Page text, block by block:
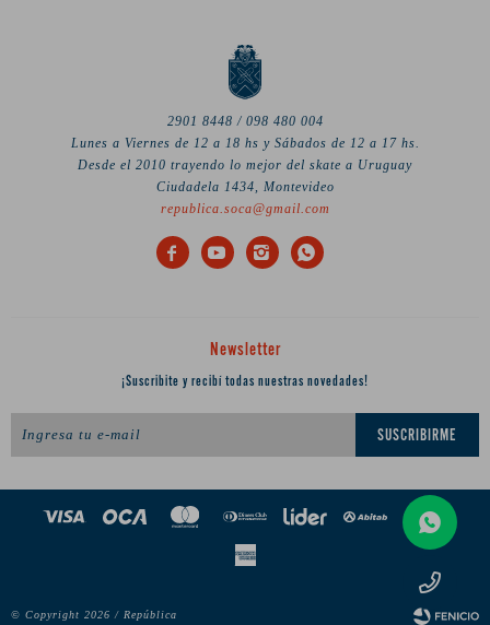
2901 8448 / 098 480 004
Lunes a Viernes de 12 a 18 hs y Sábados de 12 a 17 hs.
Desde el 2010 trayendo lo mejor del skate a Uruguay
Ciudadela 1434, Montevideo
republica.soca@gmail.com
   
Newsletter
¡Suscribite y recibí todas nuestras novedades!
SUSCRIBIRME
© Copyright 2026 / República